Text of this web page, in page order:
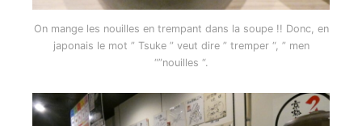
On mange les nouilles en trempant dans la soupe !! Donc, en
japonais le mot ” Tsuke ” veut dire ” tremper “, ” men
“”nouilles “.